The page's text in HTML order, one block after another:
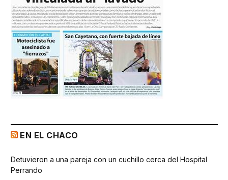
EN EL CHACO
Detuvieron a una pareja con un cuchillo cerca del Hospital
Perrando